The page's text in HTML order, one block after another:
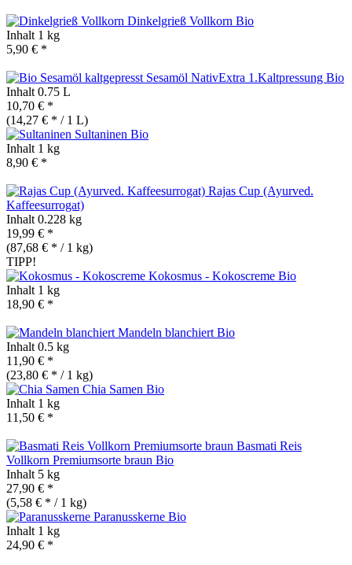
Dinkelgrieß Vollkorn Bio
Inhalt 1 kg
5,90 € *
Sesamöl NativExtra 1.Kaltpressung Bio
Inhalt 0.75 L
10,70 € *
(14,27 € * / 1 L)
Sultaninen Bio
Inhalt 1 kg
8,90 € *
Rajas Cup (Ayurved.
Kaffeesurrogat)
Inhalt 0.228 kg
19,99 € *
(87,68 € * / 1 kg)
TIPP!
Kokosmus - Kokoscreme Bio
Inhalt 1 kg
18,90 € *
Mandeln blanchiert Bio
Inhalt 0.5 kg
11,90 € *
(23,80 € * / 1 kg)
Chia Samen Bio
Inhalt 1 kg
11,50 € *
Basmati Reis
Vollkorn Premiumsorte braun Bio
Inhalt 5 kg
27,90 € *
(5,58 € * / 1 kg)
Paranusskerne Bio
Inhalt 1 kg
24,90 € *